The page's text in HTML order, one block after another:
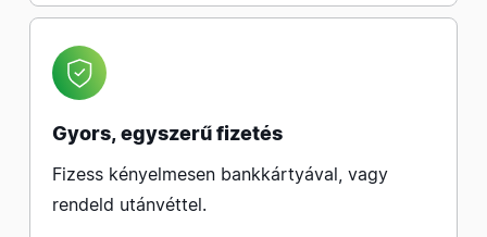
Gyors, egyszerű fizetés
Fizess kényelmesen bankkártyával, vagy
rendeld utánvéttel.